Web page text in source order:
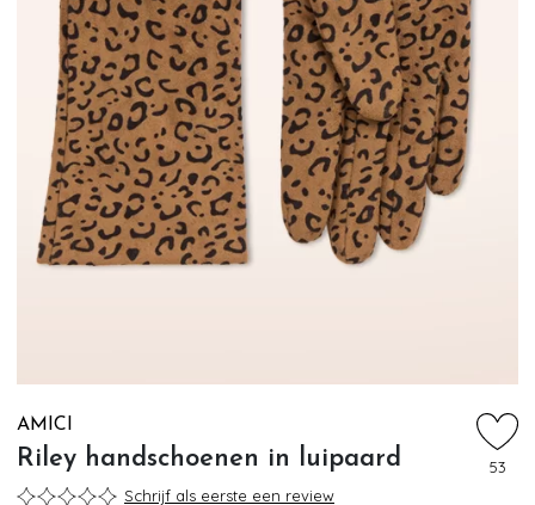
AMICI
Riley handschoenen in luipaard
53
Schrijf als eerste een review